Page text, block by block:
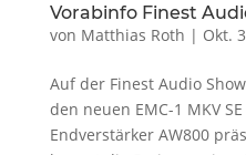
Vorabinfo Finest
von Matthias Roth | Okt.
Auf der Finest Audio
den neuen EMC-1 MKV
Endverstärker AW800